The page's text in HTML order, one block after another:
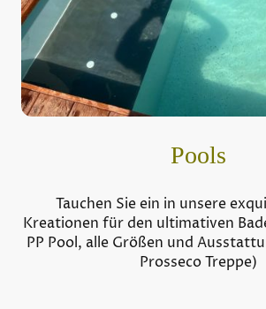
Pools
Tauchen Sie ein in unsere
Kreationen für den ultimativen
PP Pool, alle Größen und
Prosseco Treppe)